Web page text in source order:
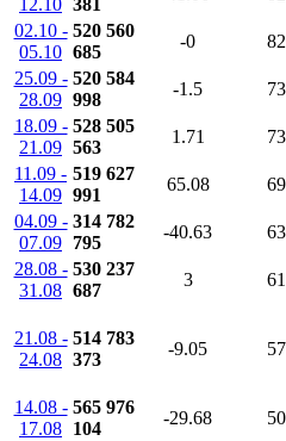
12.10 381
02.10 -
05.10
520 560
685
-0 82
25.09 -
28.09
520 584
998
-1.5 73
18.09 -
21.09
528 505
563
1.71 73
11.09 -
14.09
519 627
991
65.08 69
04.09 -
07.09
314 782
795
-40.63 63
28.08 -
31.08
530 237
687
3 61
21.08 -
24.08
514 783
373
-9.05 57
14.08 -
17.08
565 976
104
-29.68 50